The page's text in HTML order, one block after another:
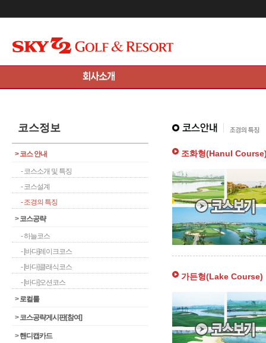
코스정보
>코스 안내
- 코스소개 및 특징
- 코스설계
- 조경의 특징
>코스공략
- 하늘코스
- [바다]레이크코스
- [바다]클래식코스
- [바다]오션코스
>로컬룰
>코스공략게시판[참여]
>핸디캡카드
조화형(Hanul
가든형(Lake Course)